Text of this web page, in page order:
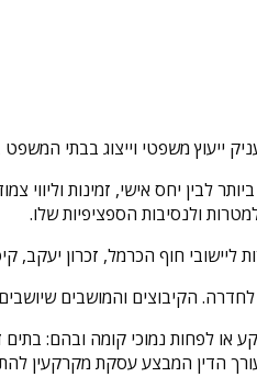
ייעוץ משפטי וייצוג בבתי
לבין יחס אישי, זמינות וליווי
ולנסיבות הספציפיות שלו.
ליישובי חוף הכרמל, זכרון
הקיבוצים והמושבים
או לפחות נמוכי קומה ובהם:
הדין המבצע עסקת מקרקעין